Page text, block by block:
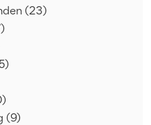
(23)
(9)